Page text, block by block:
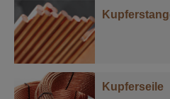
Kupferseile